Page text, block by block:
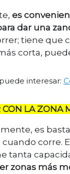
es
dar una
tiene que
corta,
interesar:
CON LA ZONA
es
corre.
tanta
zonas más